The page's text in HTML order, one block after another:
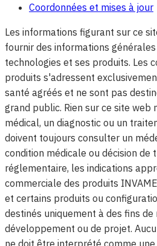
Coordonnées et mises à jour
Les informations figurant sur ce
fournir des informations générales
technologies et ses produits. Les
produits s'adressent
santé agréés et ne sont pas
grand public. Rien sur ce site web
médical, un diagnostic ou un
doivent toujours consulter un
condition médicale ou décision de
réglementaire, les indications
commerciale des produits
et certains produits ou
destinés uniquement à des fins de
développement ou de projet.
ne doit être interprété comme